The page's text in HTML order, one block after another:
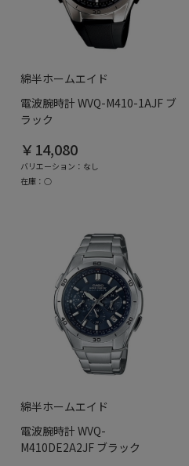
綿半ホームエイド
電波腕時計 WVQ-M410-1AJF ブ
ラック
￥14,080
バリエーション：なし
在庫：○
綿半ホームエイド
電波腕時計 WVQ-
M410DE2A2JF ブラック